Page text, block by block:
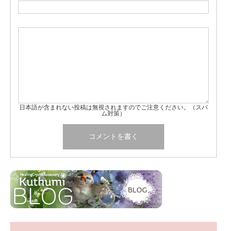
日本語が含まれない投稿は無視されますのでご注意ください。（スパ
ム対策）